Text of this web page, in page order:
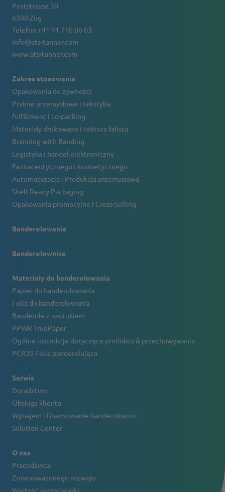
Poststrasse 30
6300 Zug
Telefon +41 41 710 06 03
info@ats-tanner.com
www.ats-tanner.com
Zakres stosowania
Opakowania do żywności
Pralnie przemysłowe i tekstylia
fulfillment i co-packing
Materiały drukowane i tektura falista
Branding with Banding
Logistyka i handel elektroniczny
Farmaceutycznego i kosmetycznego
Automatyzacja i Produkcja przemysłowa
Shelf Ready Packaging
Opakowania promocyjne i Cross-Selling
Banderolowanie
Banderolownice
Materiały do banderolowania
Papier do banderolowania
Folia do banderolowania
Banderole z nadrukiem
PPWR TruePaper
Ogólne instrukcje dotyczące produktu & przechowywania
PCR35 Folia banderolująca
Serwis
Doradztwo
Obsługa klienta
Wynajem i finansowanie banderolownic
Solution Center
O nas
Pracodawca
Zrównoważonego rozwoju
Wartość naszej marki